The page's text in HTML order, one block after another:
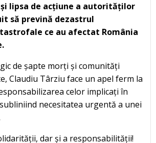
lipsa de acțiune a autorităților
să prevină dezastrul
ce au afectat România
de șapte morți și comunități
Claudiu Târziu face un apel ferm la
celor implicați în
necesitatea urgentă a unei
dar și a responsabilității!